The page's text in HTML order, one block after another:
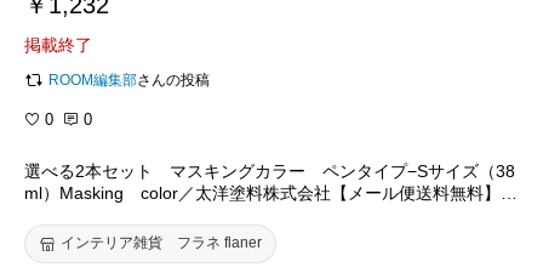
掲載終了
ROOM編集部さんの投稿
0 0
選べる2本セット マスキングカラー ペンタイプ−Sサイズ（38
ml）Masking color／太洋塗料株式会社【メール便送料無料】
インテリア雑貨 フラネ flaner